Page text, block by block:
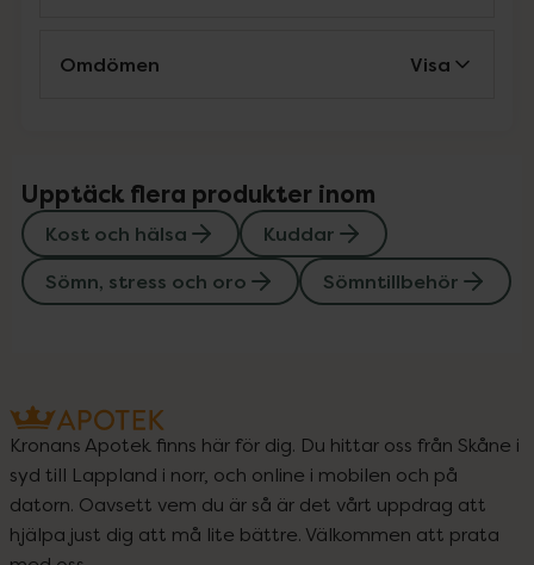
Omdömen Visa
Upptäck flera produkter inom
Kost och hälsa
Kuddar
Sömn, stress och oro
Sömntillbehör
Kronans Apotek finns här för dig. Du hittar oss från Skåne i
syd till Lappland i norr, och online i mobilen och på
datorn. Oavsett vem du är så är det vårt uppdrag att
hjälpa just dig att må lite bättre. Välkommen att prata